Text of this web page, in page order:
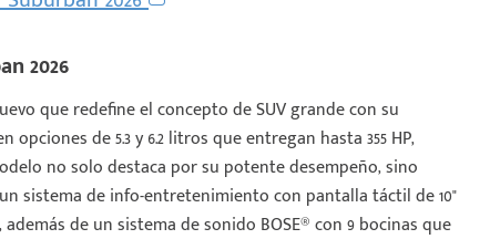
2026
que redefine el concepto de SUV grande con su
de 5.3 y 6.2 litros que entregan hasta 355 HP,
no solo destaca por su potente desempeño, sino
sistema de info-entretenimiento con pantalla táctil de 10"
de un sistema de sonido BOSE® con 9 bocinas que